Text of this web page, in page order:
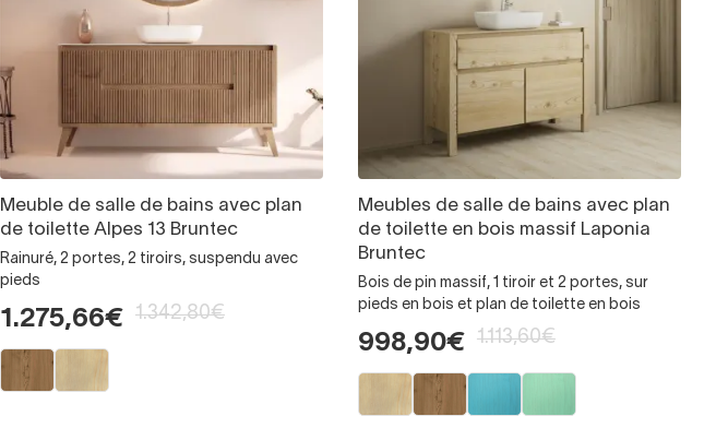
Meuble de salle de bains avec plan
de toilette Alpes 13 Bruntec
Rainuré, 2 portes, 2 tiroirs, suspendu avec
pieds
1.275,66€ 1.342,80€
Meubles de salle de bains avec plan
de toilette en bois massif Laponia
Bruntec
Bois de pin massif, 1 tiroir et 2 portes, sur
pieds en bois et plan de toilette en bois
998,90€ 1.113,60€